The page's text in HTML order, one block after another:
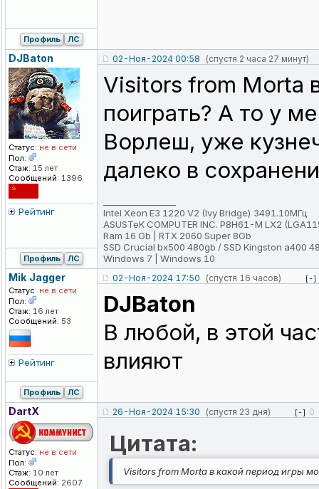
Профиль ЛС
DJBaton
Статус: не в сети
Пол:
Стаж: 15 лет
Сообщений: 1396
Рейтинг
02-Ноя-2024 00:58 (спустя 2 часа 27 минут)
Visitors from Morta
поиграть? А то у
Ворлеш, уже
далеко в
Intel Xeon E3 1220 V2 (Ivy Bridge) 3491.10МГц
ASUSTeK COMPUTER INC. P8H61-M LX2
Ram 16 Gb | RTX 2060 Super 8Gb
SSD Crucial bx500 480gb / SSD Kingston a400
Windows 7 | Windows 10
Профиль ЛС
Mik Jagger
Статус: не в сети
Пол:
Стаж: 16 лет
Сообщений: 53
Рейтинг
02-Ноя-2024 17:50 (спустя 16 часов) [-]
DJBaton
В любой, в этой
влияют
Профиль ЛС
DartX
Статус: не в сети
Пол:
Стаж: 10 лет
Сообщений: 2607
26-Ноя-2024 15:30 (спустя 23 дня) [-] 0
Цитата:
Visitors from Morta в какой период игры